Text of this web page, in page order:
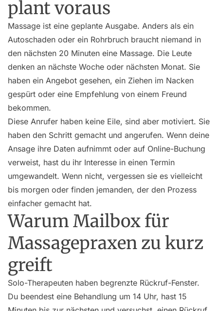
plant voraus
Massage ist eine geplante Ausgabe. Anders als ein
Autoschaden oder ein Rohrbruch braucht niemand in
den nächsten 20 Minuten eine Massage. Die Leute
denken an nächste Woche oder nächsten Monat. Sie
haben ein Angebot gesehen, ein Ziehen im Nacken
gespürt oder eine Empfehlung von einem Freund
bekommen.
Diese Anrufer haben keine Eile, sind aber motiviert. Sie
haben den Schritt gemacht und angerufen. Wenn deine
Ansage ihre Daten aufnimmt oder auf Online-Buchung
verweist, hast du ihr Interesse in einen Termin
umgewandelt. Wenn nicht, vergessen sie es vielleicht
bis morgen oder finden jemanden, der den Prozess
einfacher gemacht hat.
Warum Mailbox für
Massagepraxen zu kurz
greift
Solo-Therapeuten haben begrenzte Rückruf-Fenster.
Du beendest eine Behandlung um 14 Uhr, hast 15